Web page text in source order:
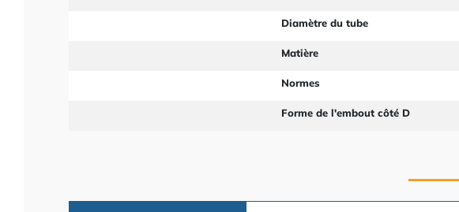
Diamètre du tube
Matière
Normes
Forme de l'embout côté D